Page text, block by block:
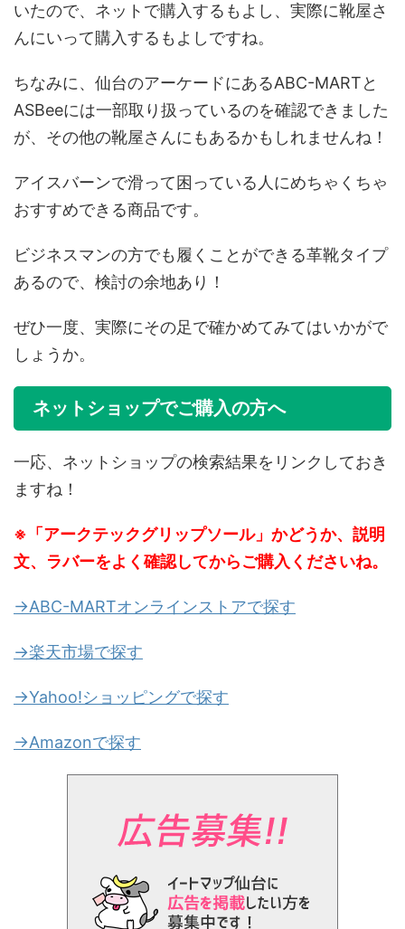
いたので、ネットで購入するもよし、実際に靴屋さ
んにいって購入するもよしですね。
ちなみに、仙台のアーケードにあるABC-MARTと
ASBeeには一部取り扱っているのを確認できました
が、その他の靴屋さんにもあるかもしれませんね！
アイスバーンで滑って困っている人にめちゃくちゃ
おすすめできる商品です。
ビジネスマンの方でも履くことができる革靴タイプ
あるので、検討の余地あり！
ぜひ一度、実際にその足で確かめてみてはいかがで
しょうか。
ネットショップでご購入の方へ
一応、ネットショップの検索結果をリンクしておき
ますね！
※「アークテックグリップソール」かどうか、説明
文、ラバーをよく確認してからご購入くださいね。
→ABC-MARTオンラインストアで探す
→楽天市場で探す
→Yahoo!ショッピングで探す
→Amazonで探す